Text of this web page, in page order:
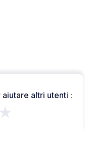
altri utenti :